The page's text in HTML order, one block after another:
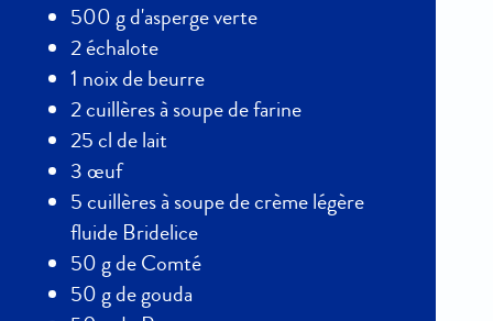
500 g d'asperge verte
2 échalote
1 noix de beurre
2 cuillères à soupe de farine
25 cl de lait
3 œuf
5 cuillères à soupe de crème légère
fluide Bridelice
50 g de Comté
50 g de gouda